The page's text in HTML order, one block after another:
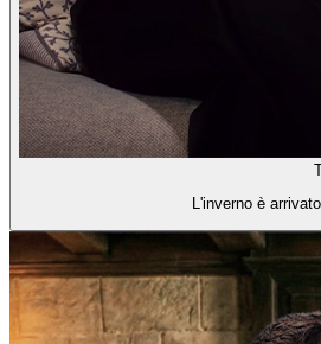
L'inverno è